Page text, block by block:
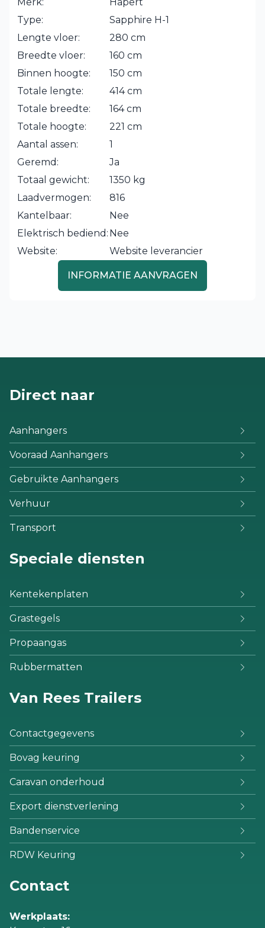
Type:
Sapphire H-1
Lengte vloer:
280 cm
Breedte vloer:
160 cm
Binnen hoogte:
150 cm
Totale lengte:
414 cm
Totale breedte:
164 cm
Totale hoogte:
221 cm
Aantal assen:
1
Geremd:
Ja
Totaal gewicht:
1350 kg
Laadvermogen:
816
Kantelbaar:
Nee
Elektrisch bediend: Nee
Website:
Website leverancier
INFORMATIE AANVRAGEN
Direct naar
Aanhangers
Vooraad Aanhangers
Gebruikte Aanhangers
Verhuur
Transport
Speciale diensten
Kentekenplaten
Grastegels
Propaangas
Rubbermatten
Van Rees Trailers
Contactgegevens
Bovag keuring
Caravan onderhoud
Export dienstverlening
Bandenservice
RDW Keuring
Contact
Werkplaats: